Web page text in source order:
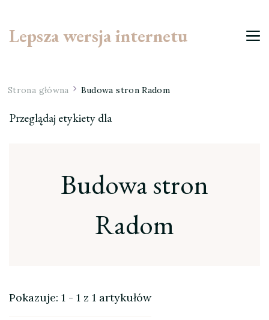
Lepsza wersja internetu
Strona główna Budowa stron Radom
Przeglądaj etykiety dla
Budowa stron
Radom
Pokazuje: 1 - 1 z 1 artykułów